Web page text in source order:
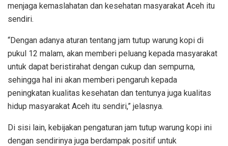
menjaga kemaslahatan dan kesehatan masyarakat Aceh itu
sendiri.
“Dengan adanya aturan tentang jam tutup warung kopi di
pukul 12 malam, akan memberi peluang kepada masyarakat
untuk dapat beristirahat dengan cukup dan sempurna,
sehingga hal ini akan memberi pengaruh kepada
peningkatan kualitas kesehatan dan tentunya juga kualitas
hidup masyarakat Aceh itu sendiri,” jelasnya.
Di sisi lain, kebijakan pengaturan jam tutup warung kopi ini
dengan sendirinya juga berdampak positif untuk